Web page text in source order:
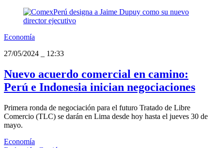
Economía
27/05/2024
12:33
Nuevo acuerdo comercial en camino:
Perú e Indonesia inician negociaciones
Primera ronda de negociación para el futuro Tratado de Libre
Comercio (TLC) se darán en Lima desde hoy hasta el jueves 30 de
mayo.
Economía